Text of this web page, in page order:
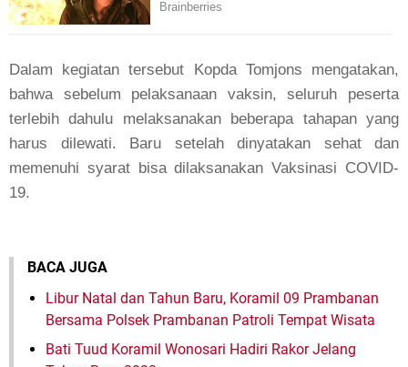
Dalam kegiatan tersebut Kopda Tomjons mengatakan,
bahwa sebelum pelaksanaan vaksin, seluruh peserta
terlebih dahulu melaksanakan beberapa tahapan yang
harus dilewati. Baru setelah dinyatakan sehat dan
memenuhi syarat bisa dilaksanakan Vaksinasi COVID-
19.
BACA JUGA
Libur Natal dan Tahun Baru, Koramil 09 Prambanan
Bersama Polsek Prambanan Patroli Tempat Wisata
Bati Tuud Koramil Wonosari Hadiri Rakor Jelang